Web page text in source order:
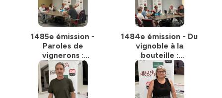
1485e émission -
Paroles de
vignerons :
construire la filière
vin de demain
1484e émission - Du
vignoble à la
bouteille :
l’aventure du
bouchon en
Pyrénées-
Orientales